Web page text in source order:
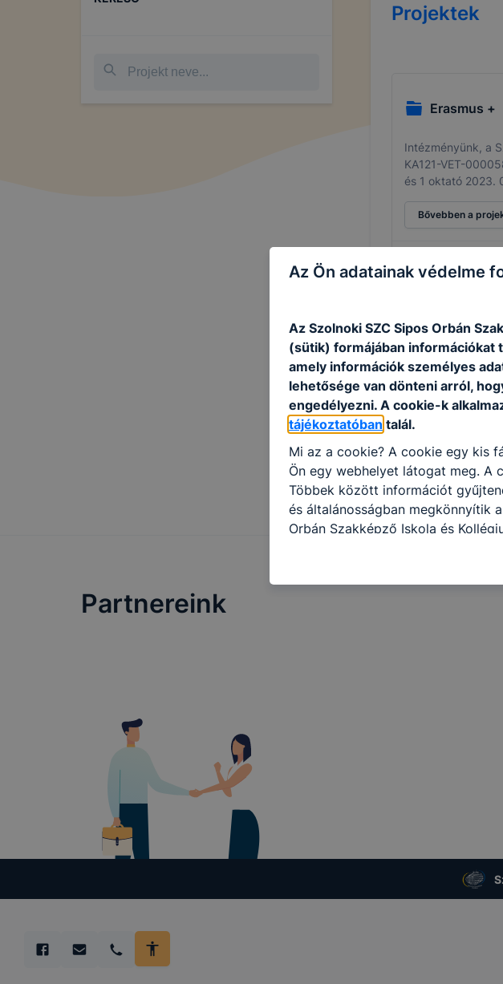
Projektek
Erasmus +
Intézményünk, a
KA121-VET-
és 1 oktató 2023.
Bővebben a
Csatolt fájlok
Partnereink
Az Ön adatainak védelme
Az Szolnoki SZC Sipos Orbán
(sütik) formájában információkat
amely információk személyes
lehetősége van dönteni arról,
engedélyezni. A cookie-k
tájékoztatóban talál.
Mi az a cookie? A cookie egy kis
Ön egy webhelyet látogat meg. A
Többek között információt
és általánosságban megkönnyítik
Orbán Szakképző Iskola és
használja: információ gyűjtése
honlapot -annak felmérésével,
használja leginkább, így